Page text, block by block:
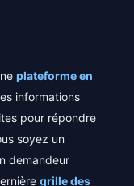
plateforme en
informations
pour répondre
soyez un
demandeur
grille des